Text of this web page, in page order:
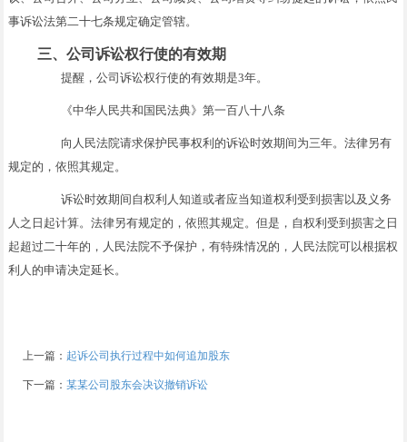
事诉讼法第二十七条规定确定管辖。
三、公司诉讼权行使的有效期
提醒，公司诉讼权行使的有效期是3年。
《中华人民共和国民法典》第一百八十八条
向人民法院请求保护民事权利的诉讼时效期间为三年。法律另有
规定的，依照其规定。
诉讼时效期间自权利人知道或者应当知道权利受到损害以及义务
人之日起计算。法律另有规定的，依照其规定。但是，自权利受到损害之日
起超过二十年的，人民法院不予保护，有特殊情况的，人民法院可以根据权
利人的申请决定延长。
上一篇： 起诉公司执行过程中如何追加股东
下一篇： 某某公司股东会决议撤销诉讼